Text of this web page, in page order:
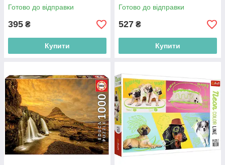
Готово до відправки
395 ₴
Купити
Готово до відправки
527 ₴
Купити